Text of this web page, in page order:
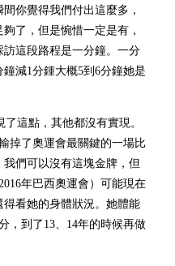
你覺得我們付出這麼多，
了，但是惋惜一定是有，
這段路程是一分鐘。一分
減1分鍾大概5到6分鐘她是
這點，其他都沒有實現。
掉了奧運會最關鍵的一場比
們可以沒有這塊金牌，但
年巴西奧運會）可能現在
看她的身體狀況。她體能
，到了13、14年的時候再做